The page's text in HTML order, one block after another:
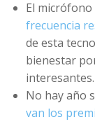
El
frecuencia
de esta
bienestar
interesantes.
No hay año
van los